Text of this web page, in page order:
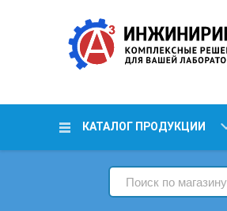
КАТАЛОГ ПРОДУКЦИИ